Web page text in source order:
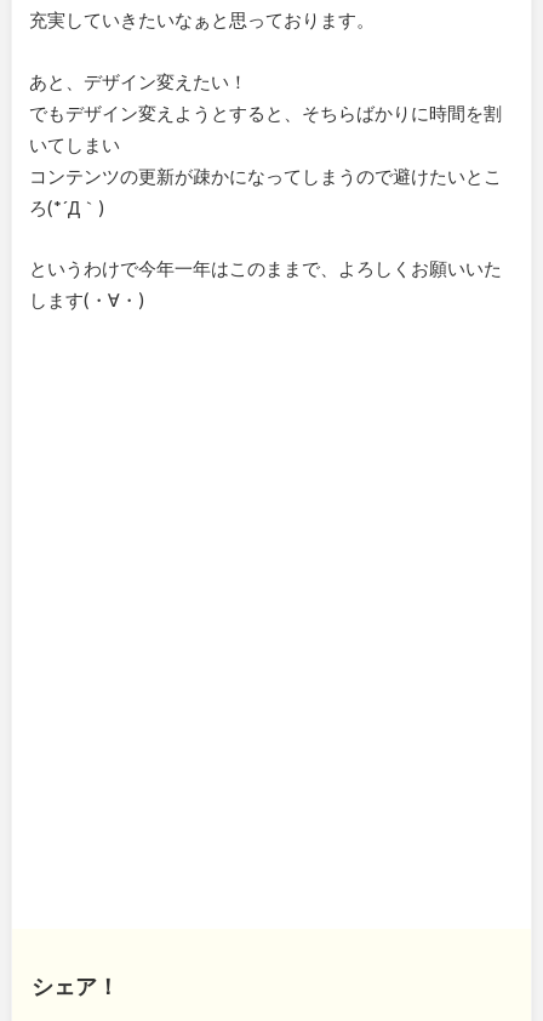
充実していきたいなぁと思っております。
あと、デザイン変えたい！
でもデザイン変えようとすると、そちらばかりに時間を割
いてしまい
コンテンツの更新が疎かになってしまうので避けたいとこ
ろ(*´Д｀)
というわけで今年一年はこのままで、よろしくお願いいた
します(・∀・)
シェア！